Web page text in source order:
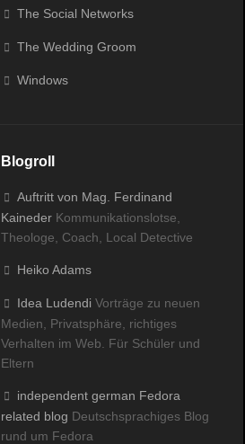
The Social Networks
The Wedding Groom
Windows
Blogroll
Auftritt von Mag. Ferdinand
Kaineder Kommunikationslotse,
Theologe, Coach, Local Detective
Heiko Adams
Idea Ludendi Vorträge zu neuen
Medien, Privatsphäre, richtiges
Verhalten im Web. Für Schüler und
Eltern
independent german Fedora
related blog Deutschsprachiges Blog
rund um Fedora